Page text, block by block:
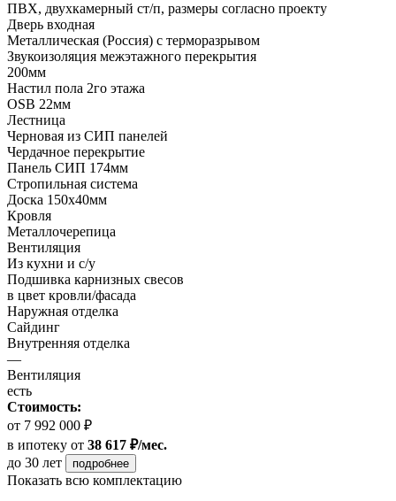
ПВХ, двухкамерный ст/п, размеры согласно проекту
Дверь входная
Металлическая (Россия) с терморазрывом
Звукоизоляция межэтажного перекрытия
200мм
Настил пола 2го этажа
OSB 22мм
Лестница
Черновая из СИП панелей
Чердачное перекрытие
Панель СИП 174мм
Стропильная система
Доска 150х40мм
Кровля
Металлочерепица
Вентиляция
Из кухни и с/у
Подшивка карнизных свесов
в цвет кровли/фасада
Наружная отделка
Сайдинг
Внутренняя отделка
—
Вентиляция
есть
Стоимость:
от 7 992 000 ₽
в ипотеку от 38 617 ₽/мес.
до 30 лет
подробнее
Показать всю комплектацию